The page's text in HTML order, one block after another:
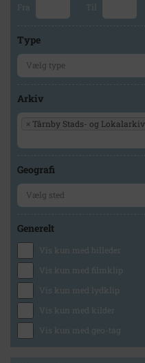
Fra Til
Type
Arkiv
× Tårnby Stads- og Lokalarkiv
Geografi
Generelt
Vis kun med billeder
Vis kun med filmklip
Vis kun med lydklip
Vis kun med kilder
Vis kun med geo-tag